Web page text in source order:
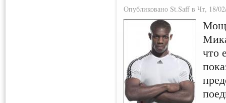
Опубликовано St.Saff в Чт, 18/
что